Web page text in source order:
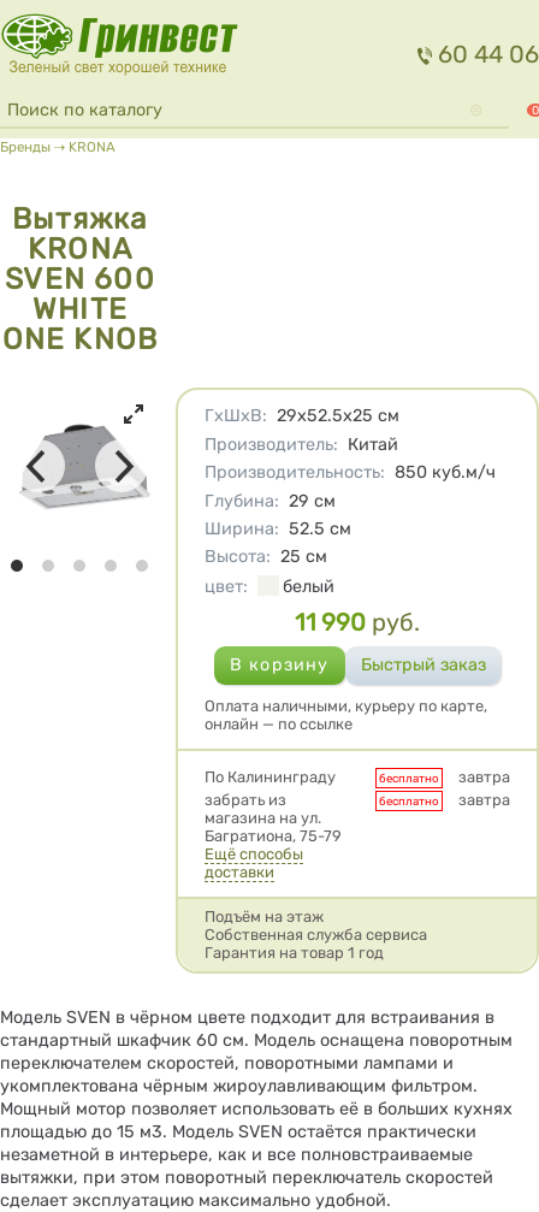
Перейти к основному содержанию
60 44 06
Форма поиска
Поиск 0
Вы здесь
Бренды ⇢ KRONA
Вытяжка
KRONA
SVEN 600
WHITE
ONE KNOB
Характеристики
ГхШхВ: 29х52.5х25 см
Производитель: Китай
Производительность: 850 куб.м/ч
Глубина: 29 см
Ширина: 52.5 см
Высота: 25 см
цвет:
белый
Цена
11 990 руб.
Оплата наличными, курьеру по карте,
онлайн — по ссылке
Условия доставки
По Калининграду бесплатно
завтра
забрать из
магазина на ул.
Багратиона, 75-79
бесплатно завтра
Ещё способы
доставки
Подъём на этаж
Собственная служба сервиса
Гарантия на товар 1 год
Модель SVEN в чёрном цвете подходит для встраивания в
стандартный шкафчик 60 см. Модель оснащена поворотным
переключателем скоростей, поворотными лампами и
укомплектована чёрным жироулавливающим фильтром.
Мощный мотор позволяет использовать её в больших кухнях
площадью до 15 м3. Модель SVEN остаётся практически
незаметной в интерьере, как и все полновстраиваемые
вытяжки, при этом поворотный переключатель скоростей
сделает эксплуатацию максимально удобной.